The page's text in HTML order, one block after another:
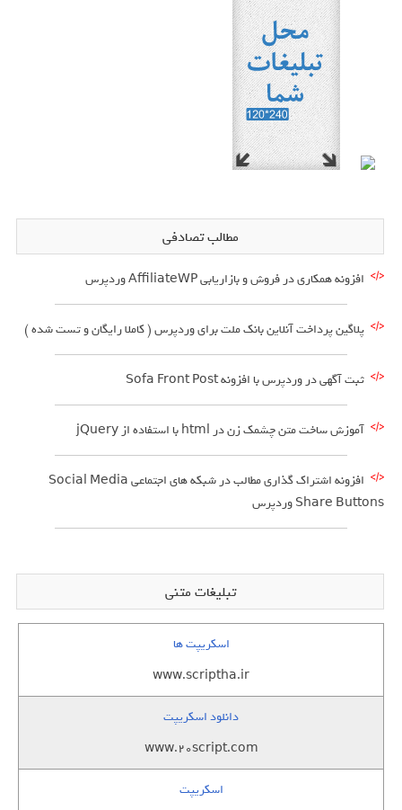
مطالب تصادفی
افزونه همکاری در فروش و بازاریابی AffiliateWP وردپرس
پلاگین پرداخت آنلاین بانک ملت برای وردپرس ( کاملا رایگان و تست شده )
ثبت آگهی در وردپرس با افزونه Sofa Front Post
آموزش ساخت متن چشمک زن در html با استفاده از jQuery
افزونه اشتراک گذاری مطالب در شبکه های اجتماعی Social Media
Share Buttons وردپرس
تبلیغات متنی
اسکریپت ها
www.scriptha.ir
دانلود اسکریپت
www.20script.com
اسکریپت